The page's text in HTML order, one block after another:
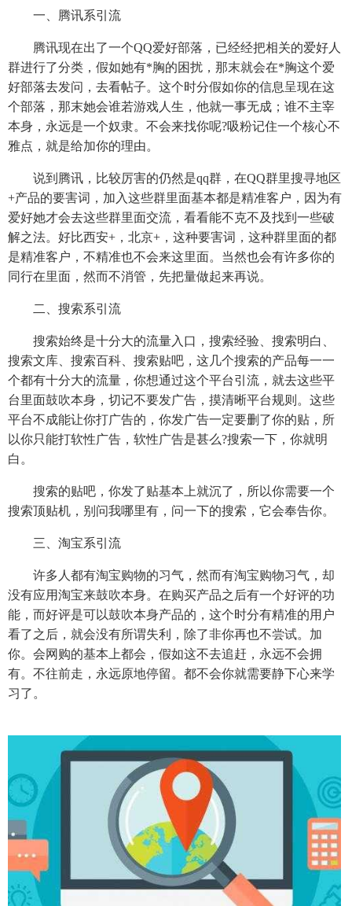
一、腾讯系引流
腾讯现在出了一个QQ爱好部落，已经经把相关的爱好人
群进行了分类，假如她有*胸的困扰，那末就会在*胸这个爱
好部落去发问，去看帖子。这个时分假如你的信息呈现在这
个部落，那末她会谁若游戏人生，他就一事无成；谁不主宰
本身，永远是一个奴隶。不会来找你呢?吸粉记住一个核心不
雅点，就是给加你的理由。
说到腾讯，比较厉害的仍然是qq群，在QQ群里搜寻地区
+产品的要害词，加入这些群里面基本都是精准客户，因为有
爱好她才会去这些群里面交流，看看能不克不及找到一些破
解之法。好比西安+，北京+，这种要害词，这种群里面的都
是精准客户，不精准也不会来这里面。当然也会有许多你的
同行在里面，然而不消管，先把量做起来再说。
二、搜索系引流
搜索始终是十分大的流量入口，搜索经验、搜索明白、
搜索文库、搜索百科、搜索贴吧，这几个搜索的产品每一一
个都有十分大的流量，你想通过这个平台引流，就去这些平
台里面鼓吹本身，切记不要发广告，摸清晰平台规则。这些
平台不成能让你打广告的，你发广告一定要删了你的贴，所
以你只能打软性广告，软性广告是甚么?搜索一下，你就明
白。
搜索的贴吧，你发了贴基本上就沉了，所以你需要一个
搜索顶贴机，别问我哪里有，问一下的搜索，它会奉告你。
三、淘宝系引流
许多人都有淘宝购物的习气，然而有淘宝购物习气，却
没有应用淘宝来鼓吹本身。在购买产品之后有一个好评的功
能，而好评是可以鼓吹本身产品的，这个时分有精准的用户
看了之后，就会没有所谓失利，除了非你再也不尝试。加
你。会网购的基本上都会，假如这不去追赶，永远不会拥
有。不往前走，永远原地停留。都不会你就需要静下心来学
习了。